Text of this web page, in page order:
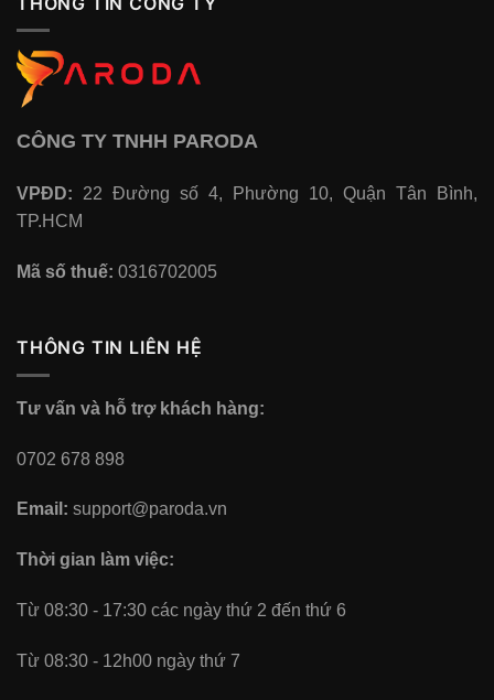
CÔNG TY TNHH PARODA
VPĐD: 22 Đường số 4, Phường 10, Quận Tân Bình,
TP.HCM
Mã số thuế: 0316702005
THÔNG TIN LIÊN HỆ
Tư vấn và hỗ trợ khách hàng:
0702 678 898
Email: support@paroda.vn
Thời gian làm việc:
Từ 08:30 - 17:30 các ngày thứ 2 đến thứ 6
Từ 08:30 - 12h00 ngày thứ 7